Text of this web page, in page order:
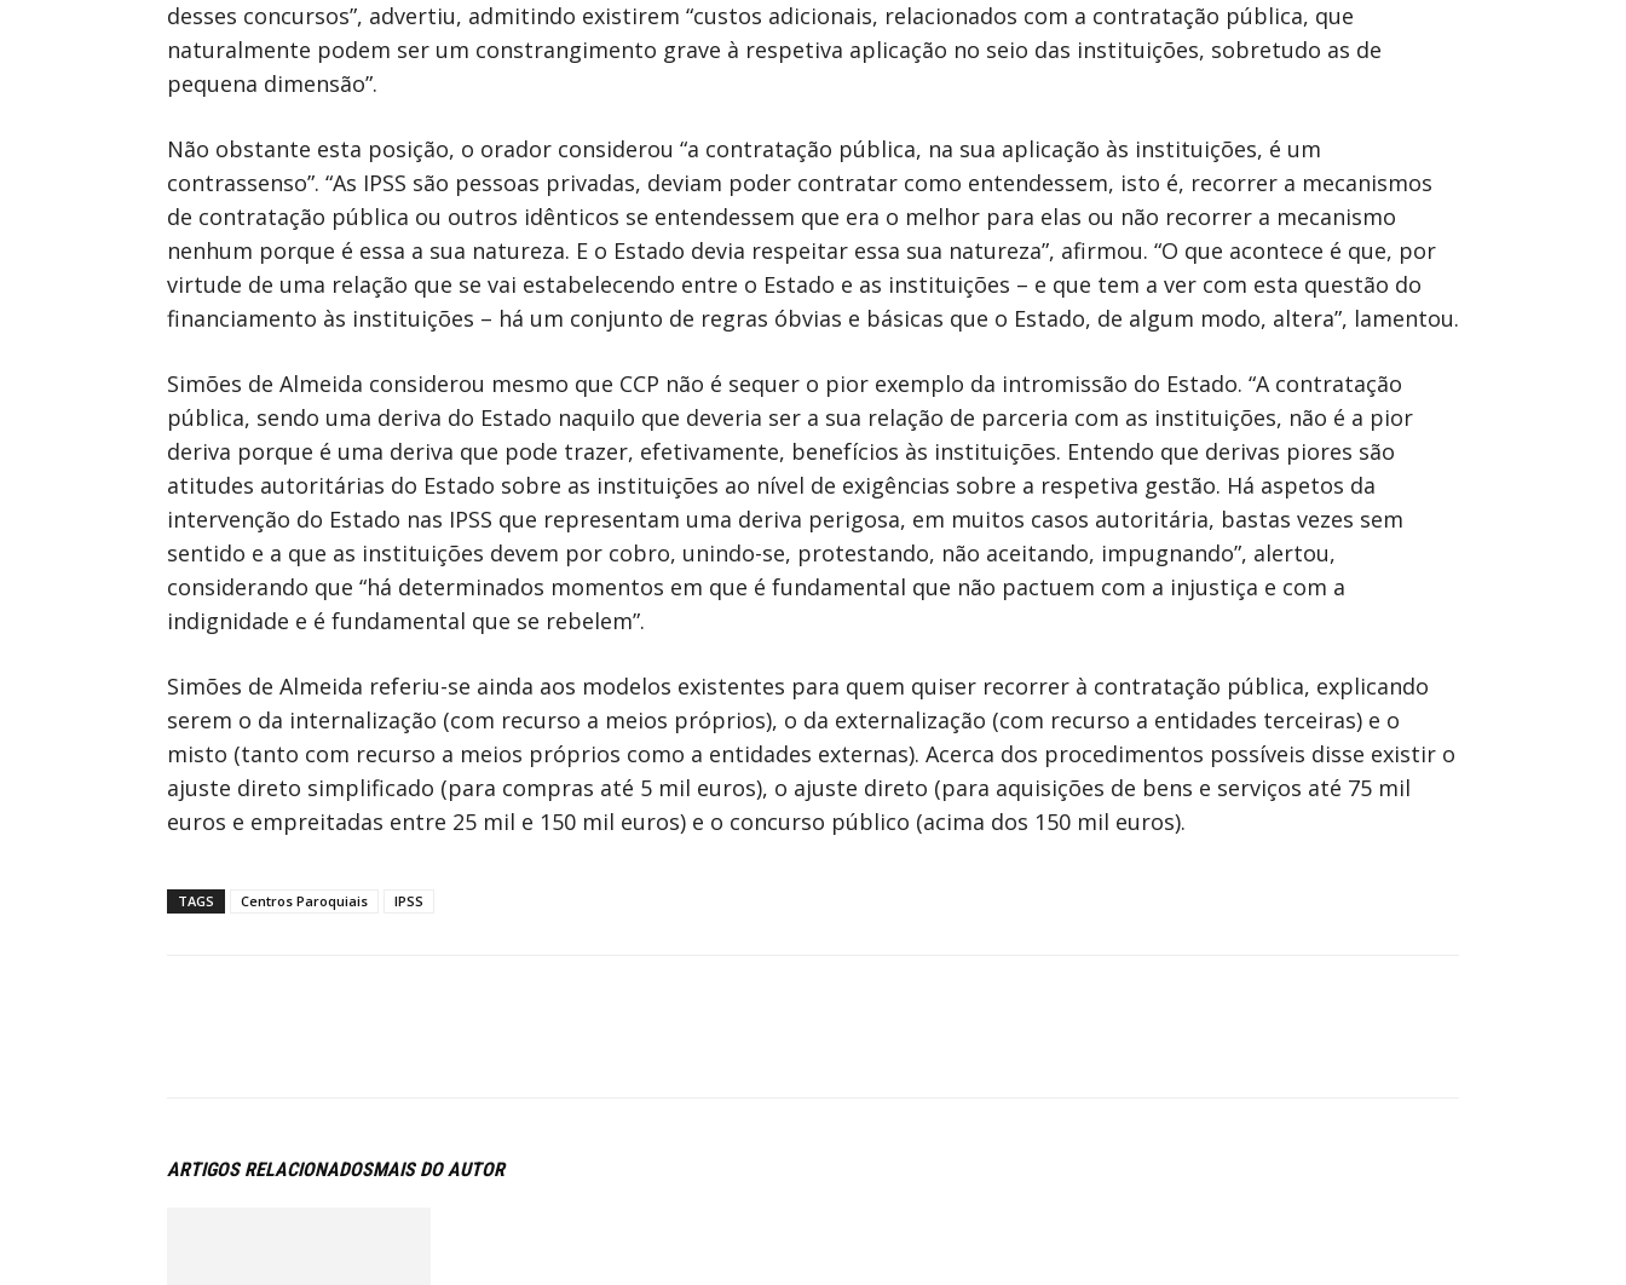
desses concursos”, advertiu, admitindo existirem “custos adicionais, relacionados com a contratação pública, que
naturalmente podem ser um constrangimento grave à respetiva aplicação no seio das instituições, sobretudo as de
pequena dimensão”.
Não obstante esta posição, o orador considerou “a contratação pública, na sua aplicação às instituições, é um
contrassenso”. “As IPSS são pessoas privadas, deviam poder contratar como entendessem, isto é, recorrer a mecanismos
de contratação pública ou outros idênticos se entendessem que era o melhor para elas ou não recorrer a mecanismo
nenhum porque é essa a sua natureza. E o Estado devia respeitar essa sua natureza”, afirmou. “O que acontece é que, por
virtude de uma relação que se vai estabelecendo entre o Estado e as instituições – e que tem a ver com esta questão do
financiamento às instituições – há um conjunto de regras óbvias e básicas que o Estado, de algum modo, altera”, lamentou.
Simões de Almeida considerou mesmo que CCP não é sequer o pior exemplo da intromissão do Estado. “A contratação
pública, sendo uma deriva do Estado naquilo que deveria ser a sua relação de parceria com as instituições, não é a pior
deriva porque é uma deriva que pode trazer, efetivamente, benefícios às instituições. Entendo que derivas piores são
atitudes autoritárias do Estado sobre as instituições ao nível de exigências sobre a respetiva gestão. Há aspetos da
intervenção do Estado nas IPSS que representam uma deriva perigosa, em muitos casos autoritária, bastas vezes sem
sentido e a que as instituições devem por cobro, unindo-se, protestando, não aceitando, impugnando”, alertou,
considerando que “há determinados momentos em que é fundamental que não pactuem com a injustiça e com a
indignidade e é fundamental que se rebelem”.
Simões de Almeida referiu-se ainda aos modelos existentes para quem quiser recorrer à contratação pública, explicando
serem o da internalização (com recurso a meios próprios), o da externalização (com recurso a entidades terceiras) e o
misto (tanto com recurso a meios próprios como a entidades externas). Acerca dos procedimentos possíveis disse existir o
ajuste direto simplificado (para compras até 5 mil euros), o ajuste direto (para aquisições de bens e serviços até 75 mil
euros e empreitadas entre 25 mil e 150 mil euros) e o concurso público (acima dos 150 mil euros).
TAGS Centros Paroquiais IPSS
ARTIGOS RELACIONADOSMAIS DO AUTOR